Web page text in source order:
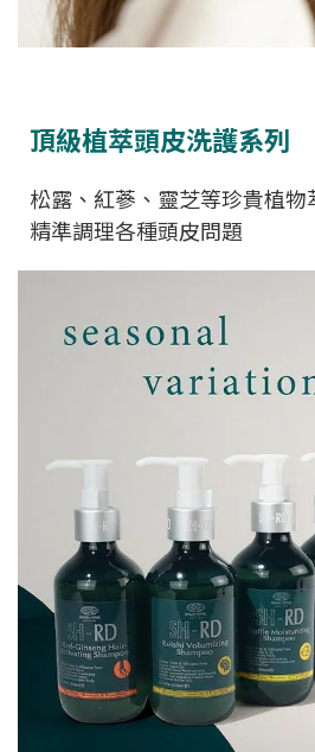
頂級植萃頭皮洗護系列
松露、紅蔘、靈芝等珍貴植
精準調理各種頭皮問題